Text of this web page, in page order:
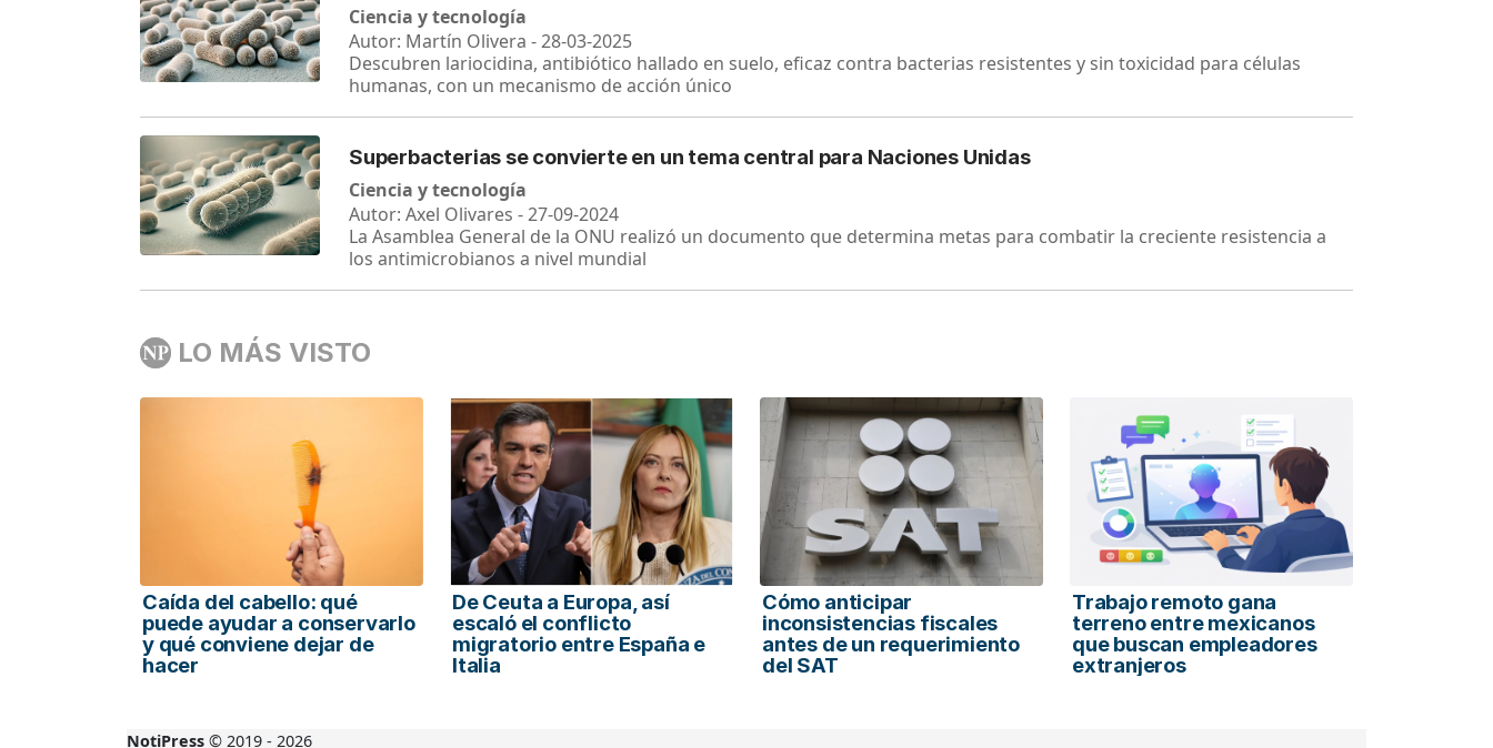
Ciencia y tecnología
Autor: Martín Olivera - 28-03-2025
Descubren lariocidina, antibiótico hallado en suelo, eficaz contra bacterias resistentes y sin toxicidad para células
humanas, con un mecanismo de acción único
Superbacterias se convierte en un tema central para Naciones Unidas
Ciencia y tecnología
Autor: Axel Olivares - 27-09-2024
La Asamblea General de la ONU realizó un documento que determina metas para combatir la creciente resistencia a
los antimicrobianos a nivel mundial
LO MÁS VISTO
Caída del cabello: qué
puede ayudar a conservarlo
y qué conviene dejar de
hacer
De Ceuta a Europa, así
escaló el conflicto
migratorio entre España e
Italia
Cómo anticipar
inconsistencias fiscales
antes de un requerimiento
del SAT
Trabajo remoto gana
terreno entre mexicanos
que buscan empleadores
extranjeros
NotiPress © 2019 - 2026